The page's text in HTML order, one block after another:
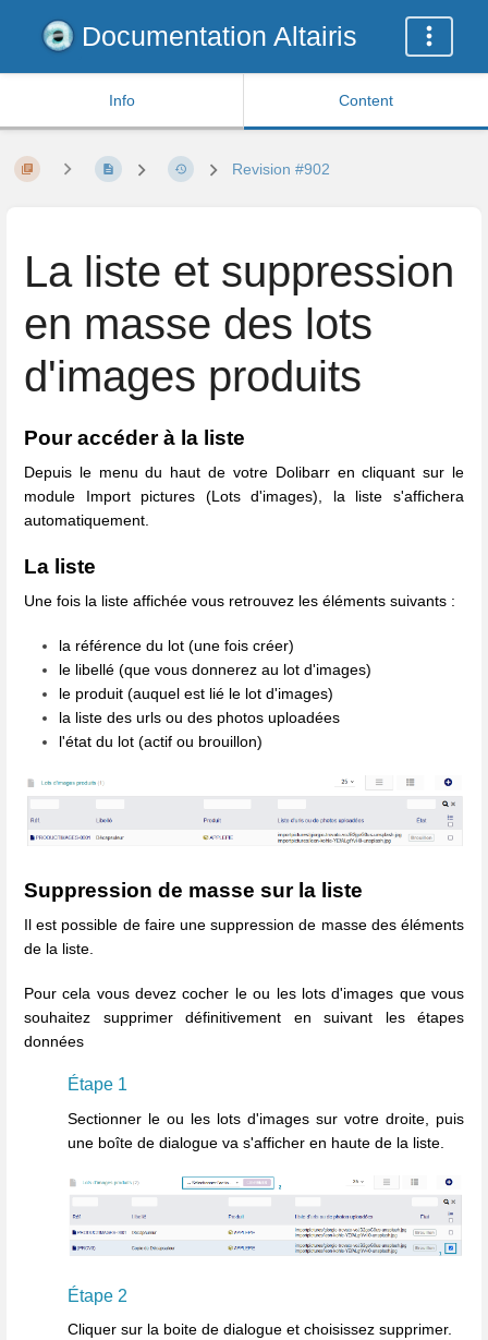
Documentation Altairis
Info Content
Revision #902
La liste et suppression
en masse des lots
d'images produits
Pour accéder à la liste
Depuis le menu du haut de votre Dolibarr en cliquant sur le
module Import pictures (Lots d'images), la liste s'affichera
automatiquement.
La liste
Une fois la liste affichée vous retrouvez les éléments suivants :
la référence du lot (une fois créer)
le libellé (que vous donnerez au lot d'images)
le produit (auquel est lié le lot d'images)
la liste des urls ou des photos uploadées
l'état du lot (actif ou brouillon)
Suppression de masse sur la liste
Il est possible de faire une suppression de masse des éléments
de la liste.
Pour cela vous devez cocher le ou les lots d'images que vous
souhaitez supprimer définitivement en suivant les étapes
données
Étape 1
Sectionner le ou les lots d'images sur votre droite, puis
une boîte de dialogue va s'afficher en haute de la liste.
Étape 2
Cliquer sur la boite de dialogue et choisissez supprimer.